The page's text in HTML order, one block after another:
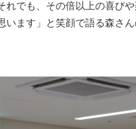
れでも、その倍以上の喜び
います」と笑顔で語る森さ